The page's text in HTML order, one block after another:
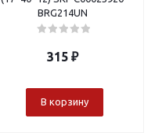
BRG214UN
315₽
В корзину